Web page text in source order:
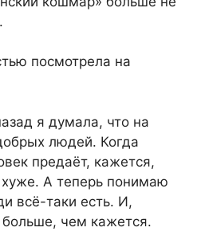
посмотрела на
я думала, что на
людей. Когда
предаёт, кажется,
А теперь понимаю
всё-таки есть. И,
чем кажется.